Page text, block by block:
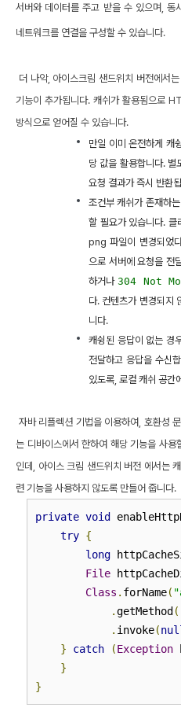
서버와 데이터를 주고 받을 수 있으며, 동
네트워크를 연결을 구성할 수 있습니다.
더 나악, 아이스크림 샌드위치 버전에
기능이 추가됩니다. 캐쉬가 활용됨으로
방식으로 얻어질 수 있습니다.
만일 이미 온전하게 캐
당 값을 활용합니다. 별
요청 결과가 즉시 반환
조건부 캐쉬가 존재하
할 필요가 있습니다.
png 파일이 변경되었
으로 서버에 요청을 전
하거나 304 Not
다. 컨텐츠가 변경되지
니다.
캐슁된 응답이 없는 경
전달하고 응답을 수신
있도록, 로컬 캐쉬 공간
자바 리플렉션 기법을 이용하여, 호환성
는 디바이스에서 한하여 해당 기능을 사용
인데, 아이스 크림 샌드위치 버전 에서는
련 기능을 사용하지 않도록 만들어 줍니다.
private void
try {
long
File
Class . forName(
.getMethod (
. invoke(
}
catch (Exception
}
}